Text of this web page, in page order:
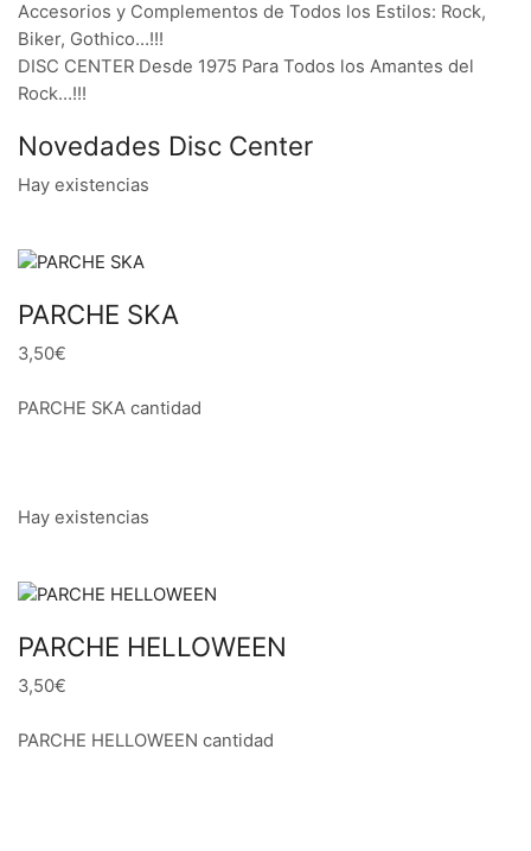
Accesorios y Complementos de Todos los Estilos: Rock,
Biker, Gothico…!!!
DISC CENTER Desde 1975 Para Todos los Amantes del
Rock…!!!
Novedades Disc Center
Hay existencias
PARCHE SKA
3,50€
PARCHE SKA cantidad
Hay existencias
PARCHE HELLOWEEN
3,50€
PARCHE HELLOWEEN cantidad